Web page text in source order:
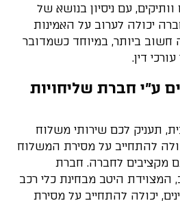
עם ניסיון בנושא של
יכולה לערוב על האמינות
חשוב ביותר, במיוחד כשמדובר
דין.
ע"י חברת שליחויות
תעניק לכם שירותי משלוח
להתחייב על מסירת המשלוח
מקציבים לחברה. חברת
המצוידת היטב מבחינת כלי רכב
יכולה להתחייב על מסירת